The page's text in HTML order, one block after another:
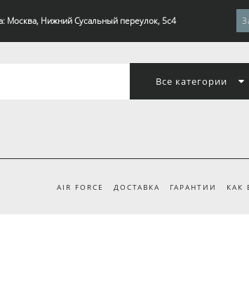
Москва, Нижний Сусальный переулок, 5с4
Все категории
AIR FORCE ДОСТАВКА ГАРАНТИИ КАК